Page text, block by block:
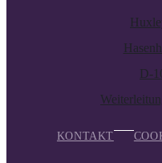
D-
KONTAKT